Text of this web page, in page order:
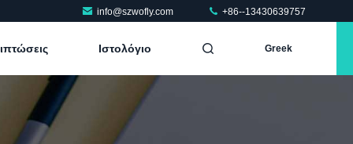
info@szwofly.com +86--13430639757
Ιστολόγιο Greek